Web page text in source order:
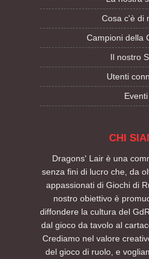
assolutamente
volete provarlo, fatevi un
descritte qui.
Cosa c'è di
Campioni della
Il nostro
Utenti
Eventi
CHI
Dragons' Lair è una
senza fini di lucro che, da
appassionati di Giochi di
nostro obiettivo è
diffondere la cultura del
dal gioco da tavolo al
Crediamo nel valore
del gioco di ruolo, e